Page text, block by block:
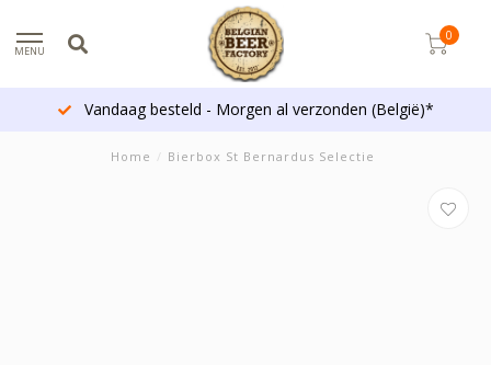
MENU
0
Vandaag besteld - Morgen al verzonden (België)*
Home / Bierbox St Bernardus Selectie